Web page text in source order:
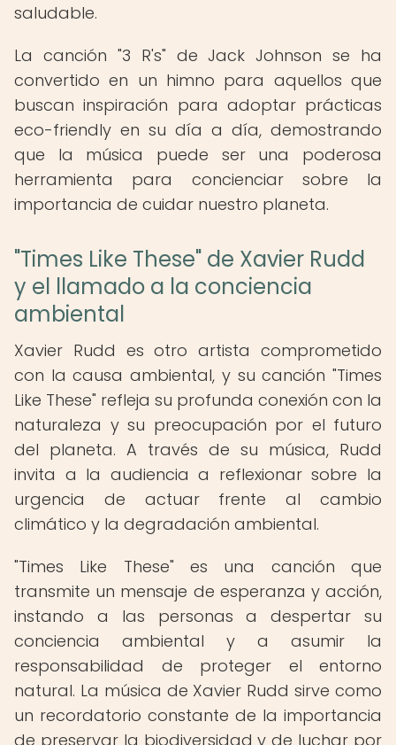
saludable.
La canción "3 R's" de Jack Johnson se ha
convertido en un himno para aquellos que
buscan inspiración para adoptar prácticas
eco-friendly en su día a día, demostrando
que la música puede ser una poderosa
herramienta para concienciar sobre la
importancia de cuidar nuestro planeta.
"Times Like These" de Xavier Rudd
y el llamado a la conciencia
ambiental
Xavier Rudd es otro artista comprometido
con la causa ambiental, y su canción "Times
Like These" refleja su profunda conexión con la
naturaleza y su preocupación por el futuro
del planeta. A través de su música, Rudd
invita a la audiencia a reflexionar sobre la
urgencia de actuar frente al cambio
climático y la degradación ambiental.
"Times Like These" es una canción que
transmite un mensaje de esperanza y acción,
instando a las personas a despertar su
conciencia ambiental y a asumir la
responsabilidad de proteger el entorno
natural. La música de Xavier Rudd sirve como
un recordatorio constante de la importancia
de preservar la biodiversidad y de luchar por